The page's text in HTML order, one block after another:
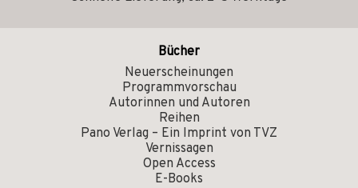
Bücher
Neuerscheinungen
Programmvorschau
Autorinnen und Autoren
Reihen
Pano Verlag – Ein Imprint von TVZ
Vernissagen
Open Access
E-Books